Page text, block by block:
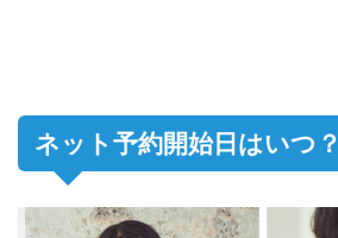
ネット予約開始日はいつ？